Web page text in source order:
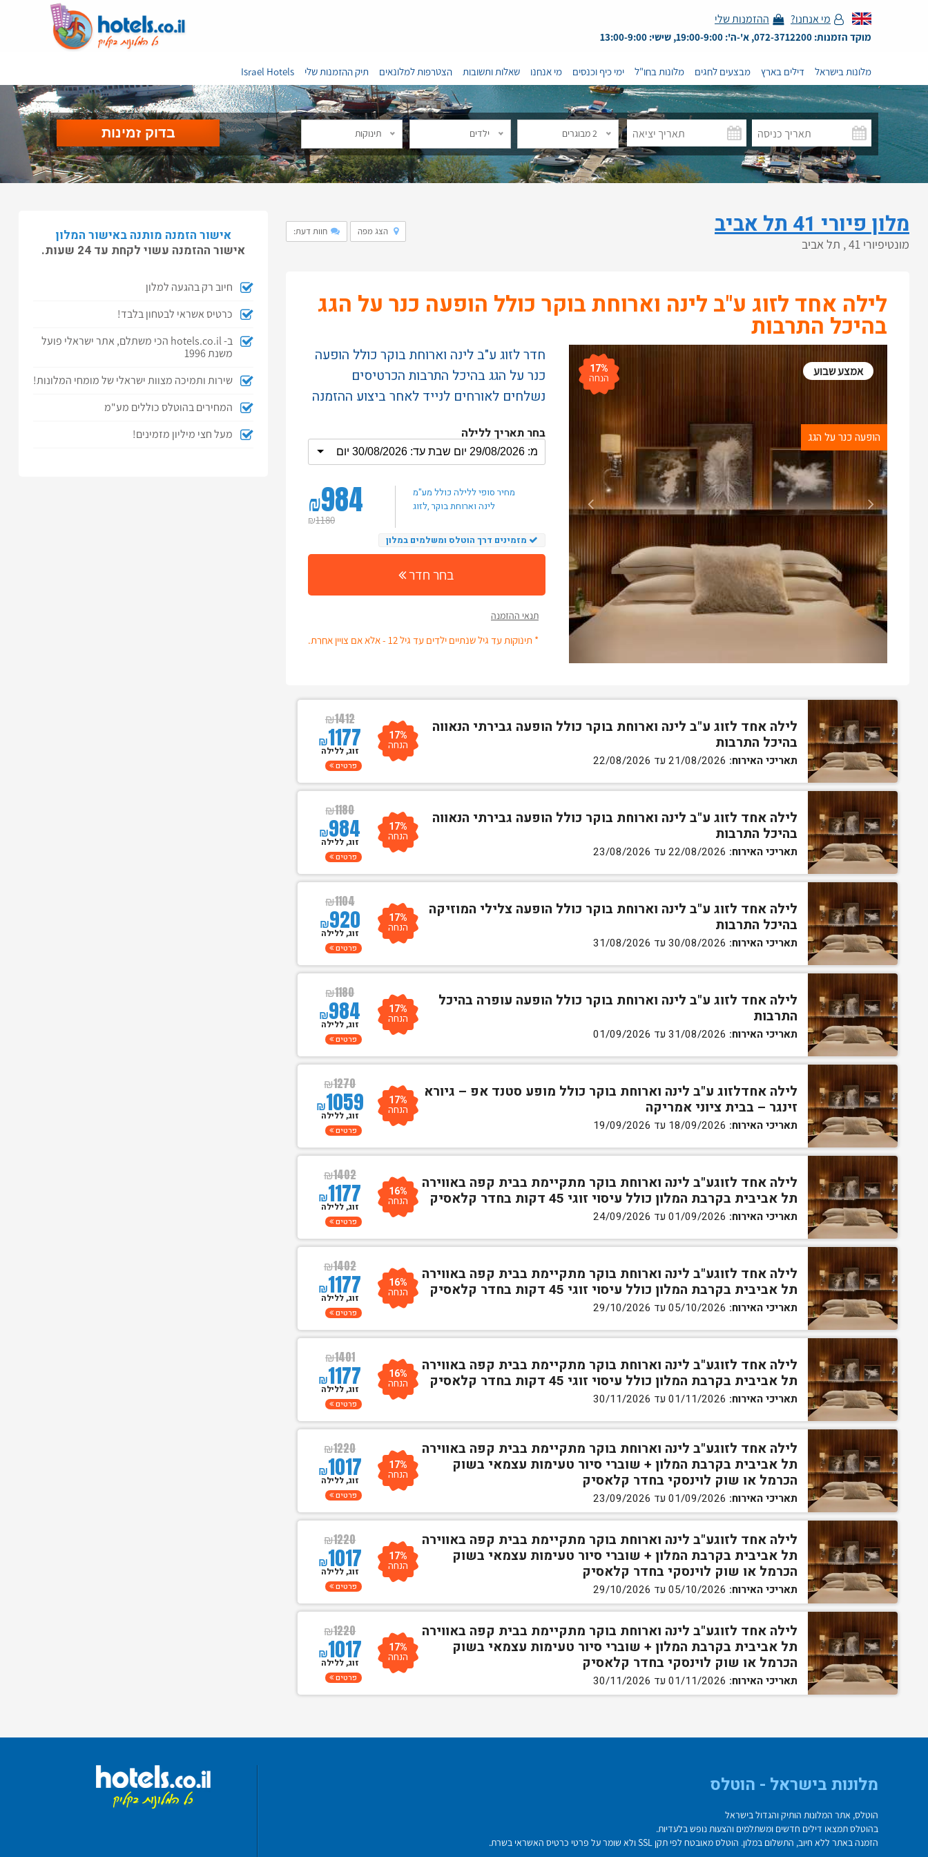
מי אנחנו? ההזמנות שלי
מוקד הזמנות: 072-3712200, א'-ה': 19:00-9:00, שישי: 13:00-9:00
מלונות בישראל דילים בארץ מבצעים לחגים מלונות בחו"ל ימי כיף וכנסים מי אנחנו שאלות ותשובות הצטרפות למלונאים תיק ההזמנות שלי Israel Hotels
2 מבוגרים ילדים תינוקות
מלון פיורי 41 תל אביב
מונטיפיורי 41 , תל אביב
חוות דעת: הצג מפה
לילה אחד לזוג ע"ב לינה וארוחת בוקר כולל הופעה כנר על הגג
בהיכל התרבות
אמצע שבוע 17%
הנחה
הופעה כנר על הגג
חדר לזוג ע"ב לינה וארוחת בוקר כולל הופעה
כנר על הגג בהיכל התרבות הכרטיסים
נשלחים לאורחים לנייד לאחר ביצוע ההזמנה
בחר תאריך ללילה
₪984
₪1180
מחיר סופי ללילה כולל מע"מ
לזוג , לינה וארוחת בוקר
מזמינים דרך הוטלס ומשלמים במלון
בחר חדר
תנאי ההזמנה
* תינוקות עד גיל שנתיים ילדים עד גיל 12 - אלא אם צויין אחרת.
לילה אחד לזוג ע"ב לינה וארוחת בוקר כולל הופעה גבירתי הנאווה
בהיכל התרבות
תאריכי האירוח:
₪1412
₪1177 17%
הנחה זוג, ללילה
פרטים
לילה אחד לזוג ע"ב לינה וארוחת בוקר כולל הופעה גבירתי הנאווה
בהיכל התרבות
תאריכי האירוח:
₪1180
₪984 17%
הנחה זוג, ללילה
פרטים
לילה אחד לזוג ע"ב לינה וארוחת בוקר כולל הופעה צלילי המוזיקה
בהיכל התרבות
תאריכי האירוח:
₪1104
₪920 17%
הנחה זוג, ללילה
פרטים
לילה אחד לזוג ע"ב לינה וארוחת בוקר כולל הופעה עופרה בהיכל
התרבות
תאריכי האירוח:
₪1180
₪984 17%
הנחה זוג, ללילה
פרטים
לילה אחדלזוג ע"ב לינה וארוחת בוקר כולל מופע סטנד אפ – גיורא
זינגר – בבית ציוני אמריקה
תאריכי האירוח:
₪1270
₪1059 17%
הנחה זוג, ללילה
פרטים
לילה אחד לזוגע"ב לינה וארוחת בוקר מתקיימת בבית קפה באווירה
תל אביבית בקרבת המלון כולל עיסוי זוגי 45 דקות בחדר קלאסיק
תאריכי האירוח:
₪1402
₪1177 16%
הנחה זוג, ללילה
פרטים
לילה אחד לזוגע"ב לינה וארוחת בוקר מתקיימת בבית קפה באווירה
תל אביבית בקרבת המלון כולל עיסוי זוגי 45 דקות בחדר קלאסיק
תאריכי האירוח:
₪1402
₪1177 16%
הנחה זוג, ללילה
פרטים
לילה אחד לזוגע"ב לינה וארוחת בוקר מתקיימת בבית קפה באווירה
תל אביבית בקרבת המלון כולל עיסוי זוגי 45 דקות בחדר קלאסיק
תאריכי האירוח:
₪1401
₪1177 16%
הנחה זוג, ללילה
פרטים
לילה אחד לזוגע"ב לינה וארוחת בוקר מתקיימת בבית קפה באווירה
תל אביבית בקרבת המלון + שוברי סיור טעימות עצמאי בשוק
הכרמל או שוק לוינסקי בחדר קלאסיק
תאריכי האירוח:
₪1220
₪1017 17%
הנחה זוג, ללילה
פרטים
לילה אחד לזוגע"ב לינה וארוחת בוקר מתקיימת בבית קפה באווירה
תל אביבית בקרבת המלון + שוברי סיור טעימות עצמאי בשוק
הכרמל או שוק לוינסקי בחדר קלאסיק
תאריכי האירוח:
₪1220
₪1017 17%
הנחה זוג, ללילה
פרטים
לילה אחד לזוגע"ב לינה וארוחת בוקר מתקיימת בבית קפה באווירה
תל אביבית בקרבת המלון + שוברי סיור טעימות עצמאי בשוק
הכרמל או שוק לוינסקי בחדר קלאסיק
תאריכי האירוח:
₪1220
₪1017 17%
הנחה זוג, ללילה
פרטים
אישור הזמנה מותנה באישור המלון
אישור ההזמנה עשוי לקחת עד 24 שעות.
חיוב רק בהגעה למלון
כרטיס אשראי לבטחון בלבד!
ב- hotels.co.il הכי משתלם, אתר ישראלי פועל
משנת 1996
שירות ותמיכה מצוות ישראלי של מומחי המלונות!
המחירים בהוטלס כוללים מע"מ
מעל חצי מיליון מזמינים!
מלונות בישראל - הוטלס
הוטלס, אתר המלונות הותיק והגדול בישראל
בהוטלס תמצאו דילים חדשים ומשתלמים והצעות נופש בלעדיות.
הזמנה באתר ללא חיוב, התשלום במלון. הוטלס מאובטח לפי תקן SSL ולא שומר על פרטי כרטיס האשראי בשרת.